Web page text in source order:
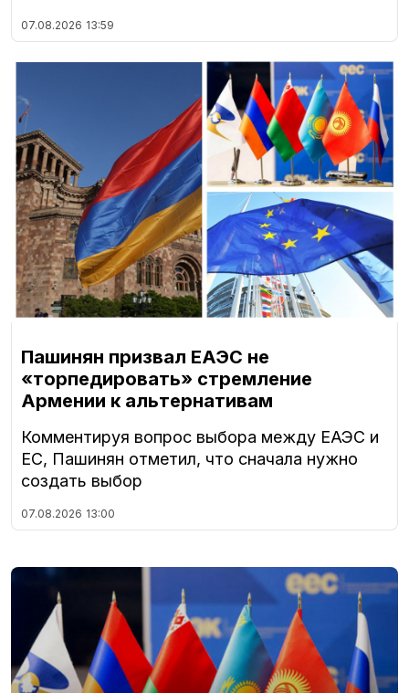
07.08.2026 13:59
Пашинян призвал ЕАЭС не
«торпедировать» стремление
Армении к альтернативам
Комментируя вопрос выбора между ЕАЭС и
ЕС, Пашинян отметил, что сначала нужно
создать выбор
07.08.2026 13:00